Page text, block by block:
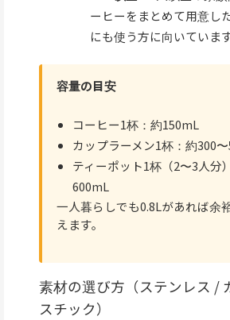
ーヒーをまとめて用意し
にも使う方に向いています
容量の目安
コーヒー1杯：約150mL
カップラーメン1杯：約300
ティーポット1杯（2〜3人分
600mL
一人暮らしでも0.8Lがあれば余
えます。
素材の選び方（ステンレス /
スチック）